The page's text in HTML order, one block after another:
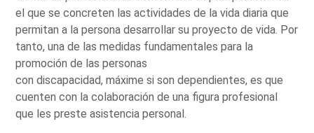
el que se concreten las actividades de la vida diaria que
permitan a la persona desarrollar su proyecto de vida. Por
tanto, una de las medidas fundamentales para la
promoción de las personas
con discapacidad, máxime si son dependientes, es que
cuenten con la colaboración de una figura profesional
que les preste asistencia personal.